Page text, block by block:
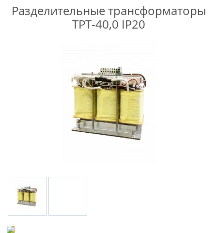
Разделительные трансформаторы
ТРТ-40,0 IP20